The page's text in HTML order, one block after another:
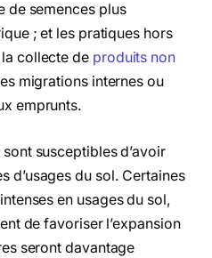
de semences plus
; et les pratiques hors
collecte de produits non
migrations internes ou
emprunts.
susceptibles d’avoir
d’usages du sol. Certaines
en usages du sol,
de favoriser l’expansion
seront davantage